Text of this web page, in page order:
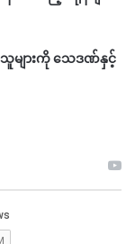
သူများကို သေဒဏ်နှင့်